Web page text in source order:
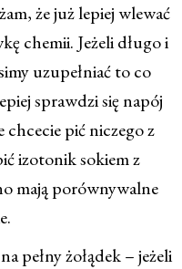
że już lepiej wlewać
chemii. Jeżeli długo i
uzupełniać to co
sprawdzi się napój
chcecie pić niczego z
izotonik sokiem z
mają porównywalne
pełny żołądek – jeżeli